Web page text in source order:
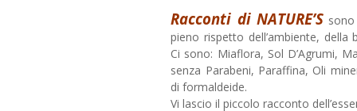
Racconti di NATURE’S
pieno rispetto dell’ambiente,
Ci sono: Miaflora, Sol D’Agrumi,
senza Parabeni, Paraffina, Oli
di formaldeide.
Vi lascio il piccolo racconto